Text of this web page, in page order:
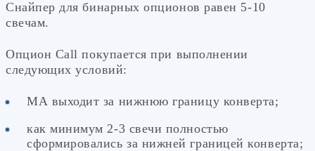
Снайпер для бинарных опционов равен 5-10
свечам.
Опцион Call покупается при выполнении
следующих условий:
МА выходит за нижнюю границу конверта;
как минимум 2-3 свечи полностью
сформировались за нижней границей конверта;